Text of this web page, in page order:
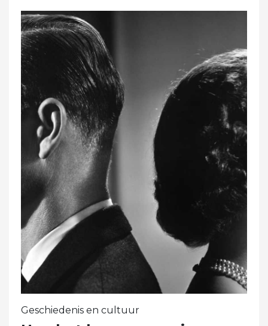
Geschiedenis en cultuur